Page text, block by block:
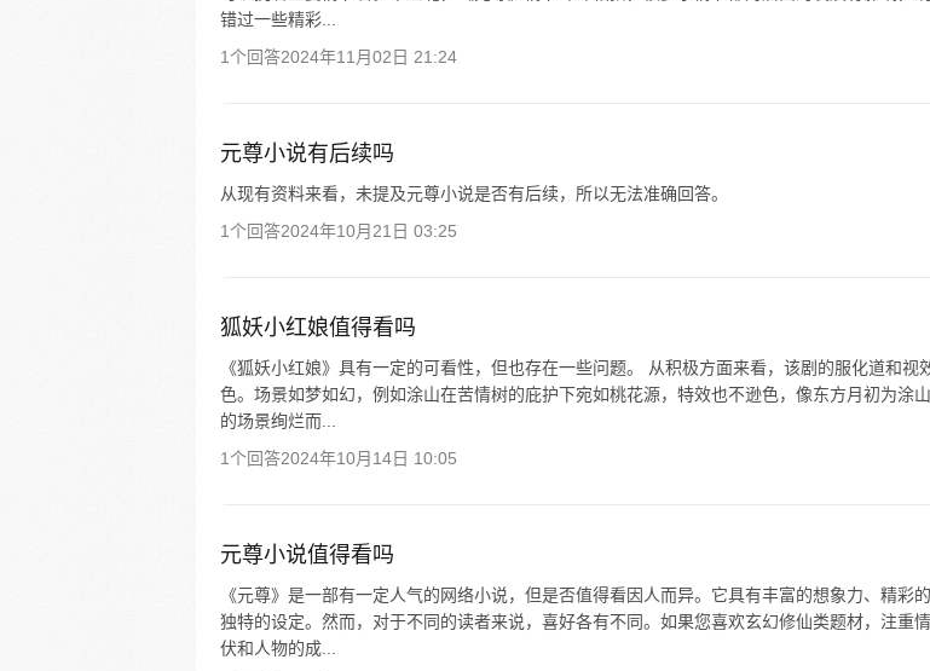
错过一些精彩...
1个回答2024年11月02日 21:24
元尊小说有后续吗
从现有资料来看，未提及元尊小说是否有后续，所以无法准确回答。
1个回答2024年10月21日 03:25
狐妖小红娘值得看吗
《狐妖小红娘》具有一定的可看性，但也存在一些问题。 从积极方面来看，该剧的服化道和视
色。场景如梦如幻，例如涂山在苦情树的庇护下宛如桃花源，特效也不逊色，像东方月初为涂
的场景绚烂而...
1个回答2024年10月14日 10:05
元尊小说值得看吗
《元尊》是一部有一定人气的网络小说，但是否值得看因人而异。它具有丰富的想象力、精彩
独特的设定。然而，对于不同的读者来说，喜好各有不同。如果您喜欢玄幻修仙类题材，注重
伏和人物的成...